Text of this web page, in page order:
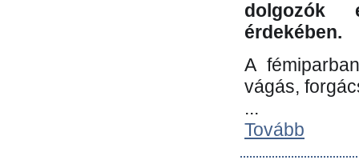
dolgozók
érdekében.
A
vágás,
...
Tovább